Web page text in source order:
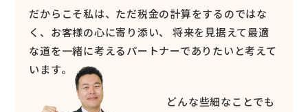
だからこそ私は、ただ税金の計算をするのではな
く、お客様の心に寄り添い、
将来を見据えて最適
な道を一緒に考えるパートナーでありたいと考えて
います。
どんな些細なことでも